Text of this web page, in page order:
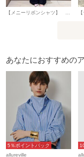
あなたにおすすめの
5％ポイントバック
allureville